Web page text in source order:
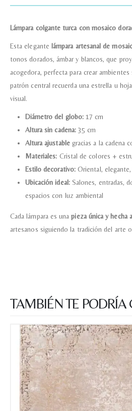
Lámpara colgante turca con mosaico
Esta elegante lámpara artesanal de
tonos dorados, ámbar y blancos, que
acogedora, perfecta para crear
patrón central recuerda una estrella u
visual.
Diámetro del globo: 17 cm
Altura sin cadena:35 cm
Altura ajustablegracias a la cadena
Materiales: Cristal de colores +
Estilo decorativo:Oriental,
Ubicación ideal:Salones, entradas,
espacios con luz ambiental
Cada lámpara es unapieza única y hecha
artesanos siguiendo la tradición del arte
TAMBIÉN TE PODRÍA